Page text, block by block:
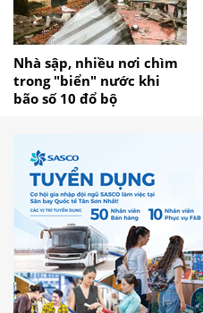
Nhà sập, nhiều nơi chìm
trong "biển" nước khi
bão số 10 đổ bộ